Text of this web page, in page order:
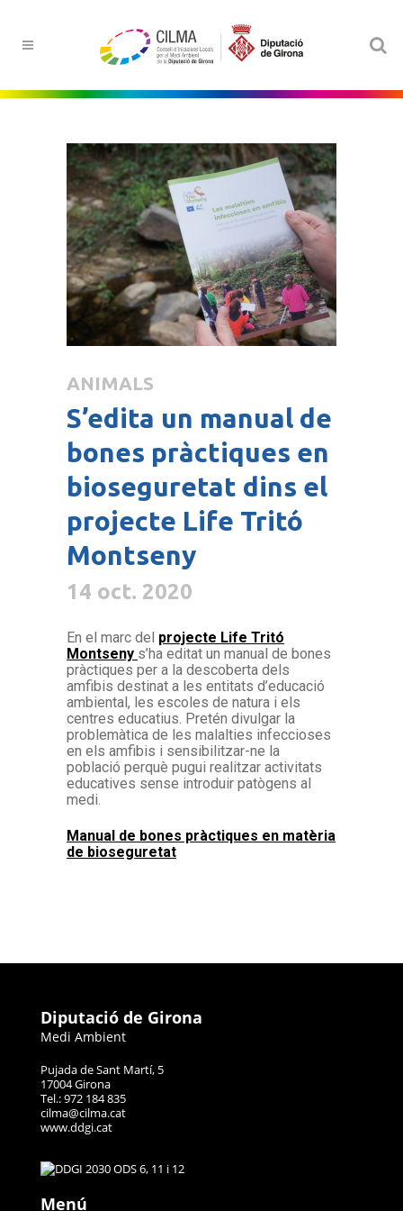
ANIMALS
S’edita un manual de
bones pràctiques en
bioseguretat dins el
projecte Life Tritó
Montseny
14 oct. 2020
En el marc del projecte Life Tritó
Montseny s’ha editat un manual de bones
pràctiques per a la descoberta dels
amfibis destinat a les entitats d’educació
ambiental, les escoles de natura i els
centres educatius. Pretén divulgar la
problemàtica de les malalties infeccioses
en els amfibis i sensibilitzar-ne la
població perquè pugui realitzar activitats
educatives sense introduir patògens al
medi.
Manual de bones pràctiques en matèria
de bioseguretat
Diputació de Girona
Medi Ambient
Pujada de Sant Martí, 5
17004 Girona
Tel.: 972 184 835
cilma@cilma.cat
www.ddgi.cat
Menú